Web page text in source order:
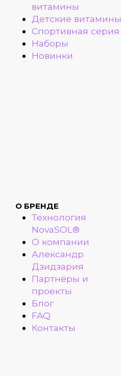
витамины
Детские витамины
Спортивная серия
Наборы
Новинки
О БРЕНДЕ
Технология
NovaSOL®
О компании
Александр
Дзидзария
Партнёры и
проекты
Блог
FAQ
Контакты